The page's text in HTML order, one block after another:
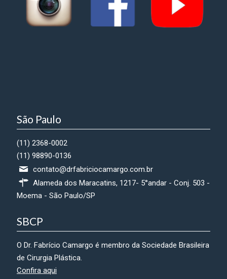
São Paulo
(11) 2368-0002
(11) 98890-0136
contato@drfabriciocamargo.com.br
Alameda dos Maracatins, 1217- 5°andar - Conj. 503 -
Moema - São Paulo/SP
SBCP
O Dr. Fabrício Camargo é membro da Sociedade Brasileira
de Cirurgia Plástica.
Confira aqui